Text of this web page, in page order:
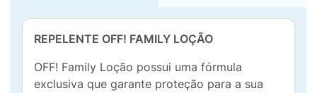
REPELENTE OFF! FAMILY LOÇÃO
OFF! Family Loção possui uma fórmula
exclusiva que garante proteção para a sua